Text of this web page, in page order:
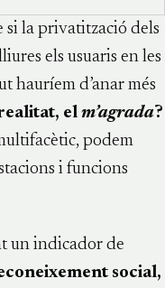
si la privatització dels
els usuaris en les
hauríem d’anar més
el m’agrada?
podem
i funcions
un indicador de
social,